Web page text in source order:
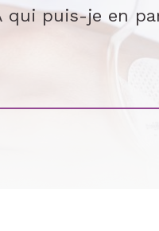
qui puis-je en